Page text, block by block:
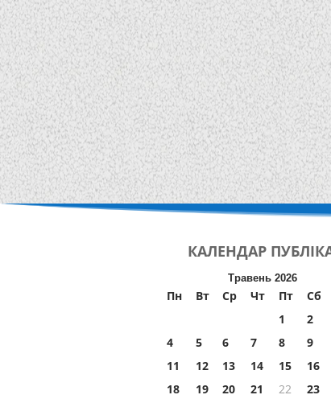
КАЛЕНДАР
Травень 2026
Пн Вт Ср Чт Пт Сб
1
2
4
5 6 7 8 9
11
12 13 14 15 16
18
19 20 21 22 23